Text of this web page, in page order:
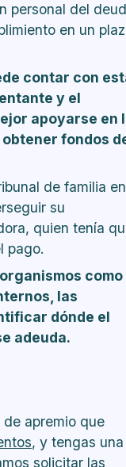
personal del
en un
contar con
y el
apoyarse en
fondos
de familia en
su
quien tenía
pago.
como
las
dónde el
adeuda.
apremio que
, y tengas una
solicitar las